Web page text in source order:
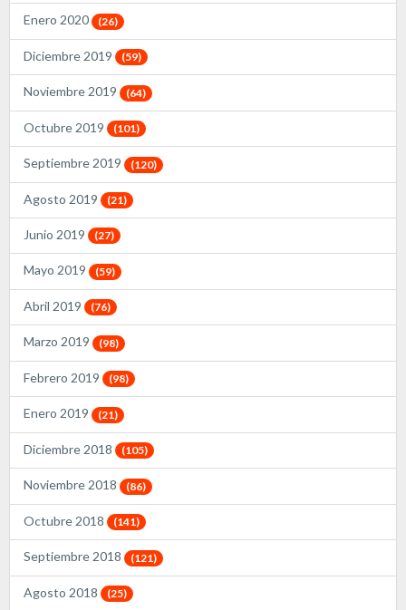
Enero 2020 (26)
Diciembre 2019 (59)
Noviembre 2019 (64)
Octubre 2019 (101)
Septiembre 2019 (120)
Agosto 2019 (21)
Junio 2019 (27)
Mayo 2019 (59)
Abril 2019 (76)
Marzo 2019 (98)
Febrero 2019 (98)
Enero 2019 (21)
Diciembre 2018 (105)
Noviembre 2018 (86)
Octubre 2018 (141)
Septiembre 2018 (121)
Agosto 2018 (25)